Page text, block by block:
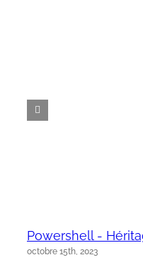
Powershell -
octobre 15th, 2023